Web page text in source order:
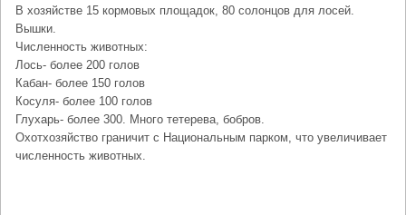
В хозяйстве 15 кормовых площадок, 80 солонцов для лосей.
Вышки.
Численность животных:
Лось- более 200 голов
Кабан- более 150 голов
Косуля- более 100 голов
Глухарь- более 300. Много тетерева, бобров.
Охотхозяйство граничит с Национальным парком, что увеличивает
численность животных.